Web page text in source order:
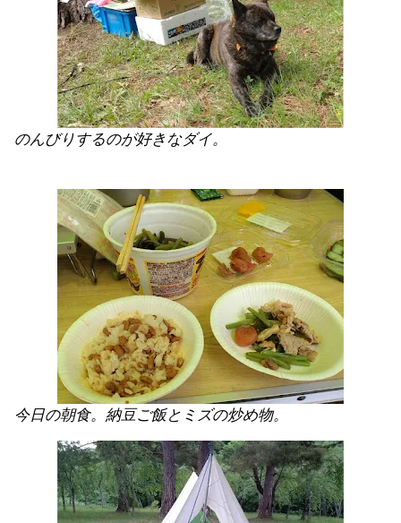
のんびりするのが好きなダイ。
今日の朝食。納豆ご飯とミズの炒め物。